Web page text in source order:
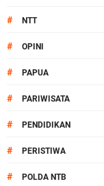
# NTT
# OPINI
# PAPUA
# PARIWISATA
# PENDIDIKAN
# PERISTIWA
# POLDA NTB